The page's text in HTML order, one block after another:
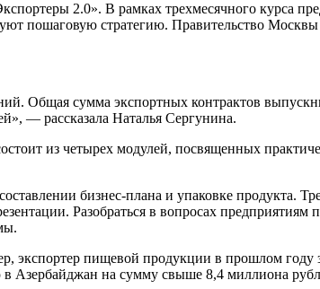
2.0». В рамках трехмесячного курса
пошаговую стратегию. Правительство Москвы
Общая сумма экспортных контрактов
— рассказала Наталья Сергунина.
из четырех модулей, посвященных
бизнес-плана и упаковке продукта.
Разобраться в вопросах
экспортер пищевой продукции в прошлом году
в Азербайджан на сумму свыше 8,4 миллиона